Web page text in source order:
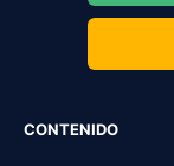
CONTENIDO